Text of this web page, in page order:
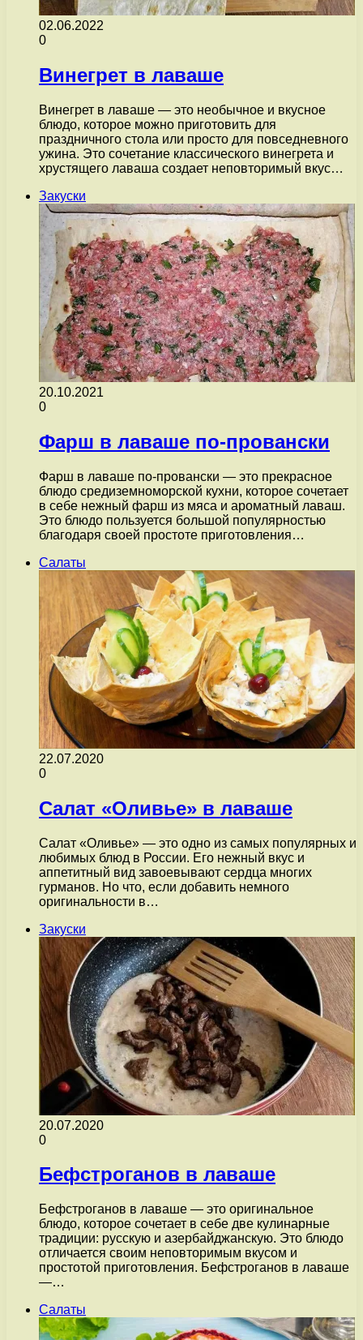
02.06.2022
0
Винегрет в лаваше
Винегрет в лаваше — это необычное и вкусное
блюдо, которое можно приготовить для
праздничного стола или просто для повседневного
ужина. Это сочетание классического винегрета и
хрустящего лаваша создает неповторимый вкус…
Закуски
20.10.2021
0
Фарш в лаваше по-провански
Фарш в лаваше по-провански — это прекрасное
блюдо средиземноморской кухни, которое сочетает
в себе нежный фарш из мяса и ароматный лаваш.
Это блюдо пользуется большой популярностью
благодаря своей простоте приготовления…
Салаты
22.07.2020
0
Салат «Оливье» в лаваше
Салат «Оливье» — это одно из самых популярных и
любимых блюд в России. Его нежный вкус и
аппетитный вид завоевывают сердца многих
гурманов. Но что, если добавить немного
оригинальности в…
Закуски
20.07.2020
0
Бефстроганов в лаваше
Бефстроганов в лаваше — это оригинальное
блюдо, которое сочетает в себе две кулинарные
традиции: русскую и азербайджанскую. Это блюдо
отличается своим неповторимым вкусом и
простотой приготовления. Бефстроганов в лаваше
—…
Салаты